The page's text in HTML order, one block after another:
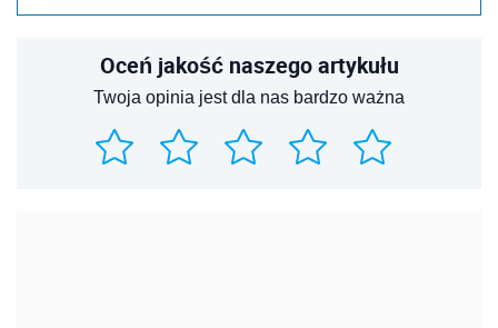
Oceń jakość naszego artykułu
Twoja opinia jest dla nas bardzo ważna